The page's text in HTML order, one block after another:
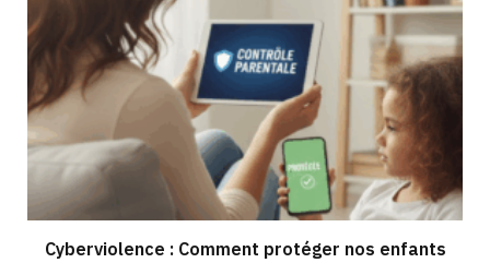
Cyberviolence : Comment protéger nos enfants